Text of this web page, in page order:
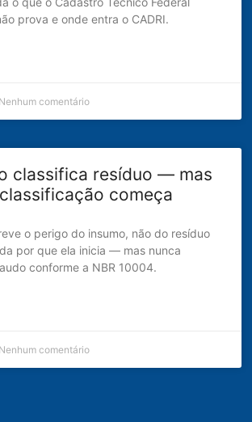
prova e onde entra o CADRI.
Nenhum comentário
classifica resíduo — mas
começa
o perigo do insumo, não do resíduo
por que ela inicia — mas nunca
conforme a NBR 10004.
Nenhum comentário